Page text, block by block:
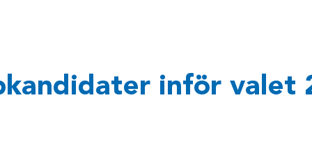
inför valet